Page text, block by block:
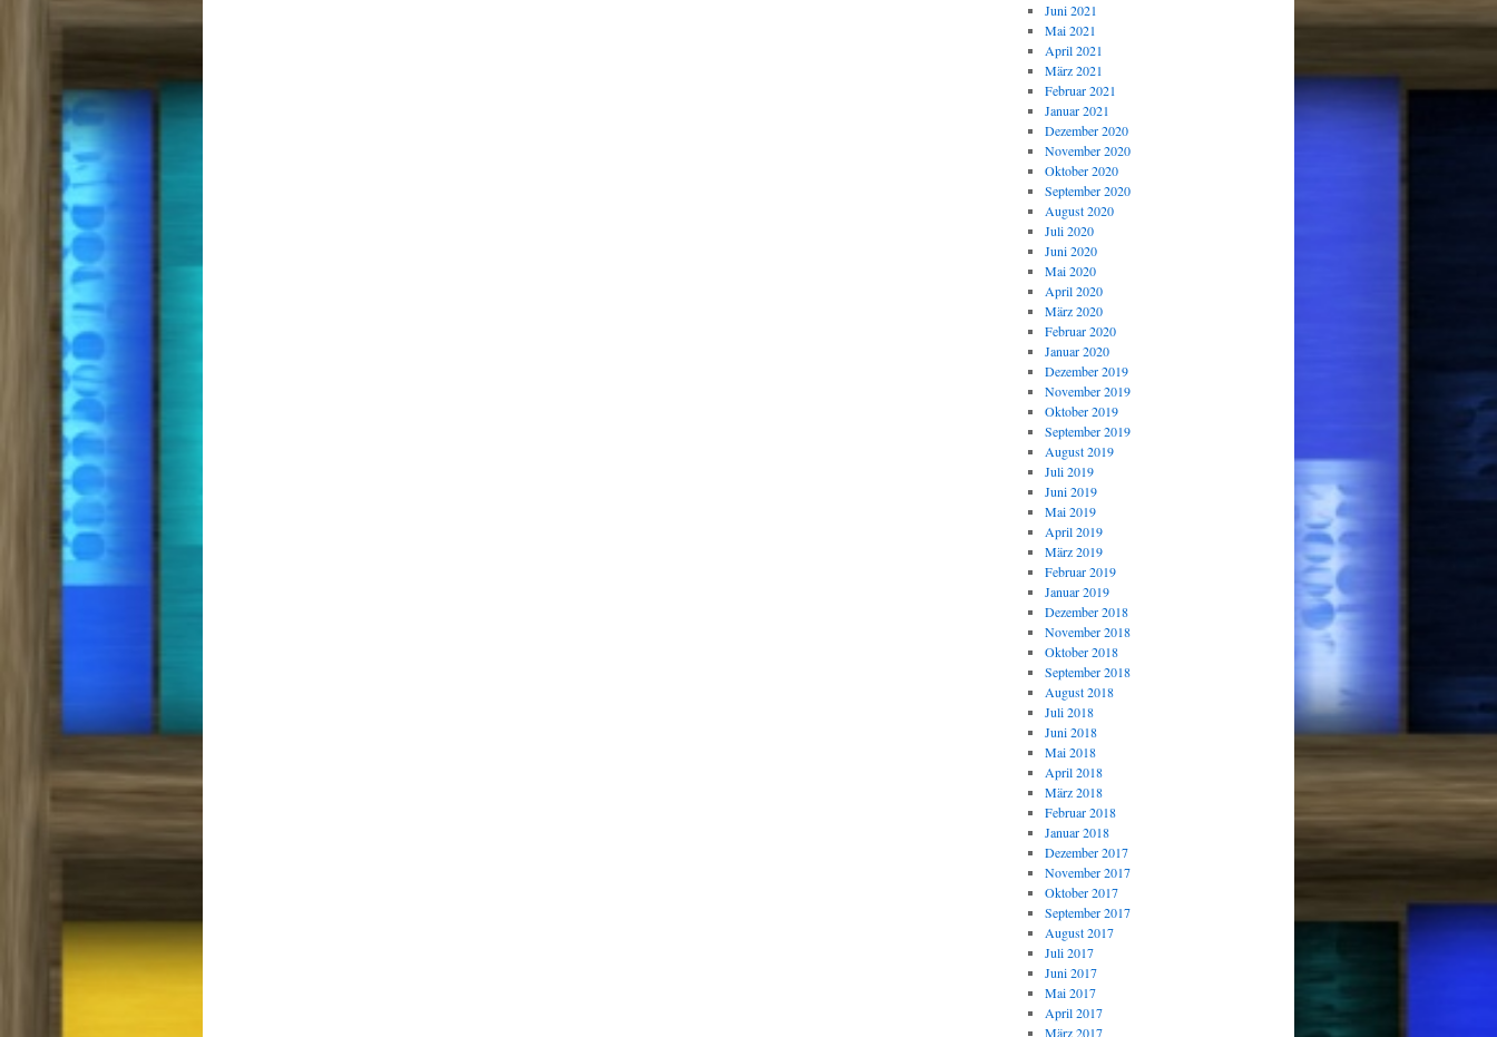
Juni 2021
Mai 2021
April 2021
März 2021
Februar 2021
Januar 2021
Dezember 2020
November 2020
Oktober 2020
September 2020
August 2020
Juli 2020
Juni 2020
Mai 2020
April 2020
März 2020
Februar 2020
Januar 2020
Dezember 2019
November 2019
Oktober 2019
September 2019
August 2019
Juli 2019
Juni 2019
Mai 2019
April 2019
März 2019
Februar 2019
Januar 2019
Dezember 2018
November 2018
Oktober 2018
September 2018
August 2018
Juli 2018
Juni 2018
Mai 2018
April 2018
März 2018
Februar 2018
Januar 2018
Dezember 2017
November 2017
Oktober 2017
September 2017
August 2017
Juli 2017
Juni 2017
Mai 2017
April 2017
März 2017